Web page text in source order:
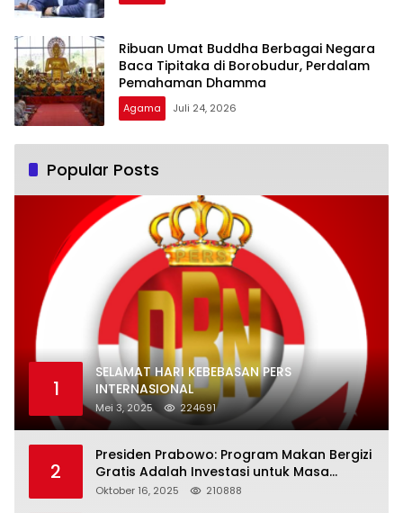
Ribuan Umat Buddha Berbagai Negara
Baca Tipitaka di Borobudur, Perdalam
Pemahaman Dhamma
Agama Juli 24, 2026
Popular Posts
1
SELAMAT HARI KEBEBASAN PERS
INTERNASIONAL
Mei 3, 2025 224691
2
Presiden Prabowo: Program Makan Bergizi
Gratis Adalah Investasi untuk Masa
Depan Bangsa
Oktober 16, 2025 210888